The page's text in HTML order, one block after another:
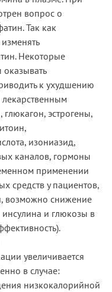
вопрос о
Так как
Некоторые
оказывать
к ухудшению
лекарственным
эстрогены,
изониазид,
каналов, гормоны
применении
средств у пациентов,
возможно снижение
и глюкозы в
увеличивается
в случае:
низкокалорийной